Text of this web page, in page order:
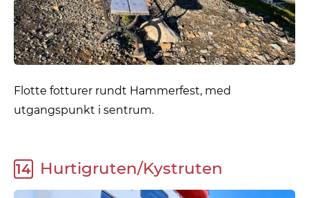
Flotte fotturer rundt Hammerfest, med
utgangspunkt i sentrum.
14 Hurtigruten/Kystruten